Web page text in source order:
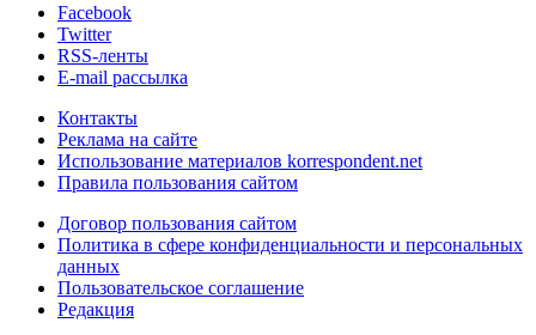
Facebook
Twitter
RSS-ленты
E-mail рассылка
Контакты
Реклама на сайте
Использование материалов korrespondent.net
Правила пользования сайтом
Договор пользования сайтом
Политика в сфере конфиденциальности и персональных
данных
Пользовательское соглашение
Редакция